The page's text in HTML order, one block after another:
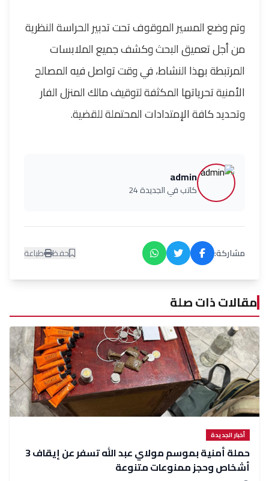
وتم وضع المسير الموقوف تحت تدبير الحراسة النظرية
من أجل تعميق البحث وكشف جميع الملابسات
المرتبطة بهذا النشاط، في وقت تواصل فيه المصالح
الأمنية تحرياتها المكثفة لتوقيف مالك المنزل الفار
وتحديد كافة الإمتدادات المحتملة للقضية.
admin
كاتب في الجديدة 24
مشاركة: حفظ طباعة
مقالات ذات صلة
أخبار الجديدة
حملة أمنية بموسم مولاي عبد الله تسفر عن إيقاف 3
أشخاص وحجز ممنوعات متنوعة